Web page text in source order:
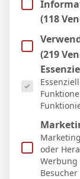
BVB –
Dortmund live
(118
(219
Es folgt eine
oder
Werbung